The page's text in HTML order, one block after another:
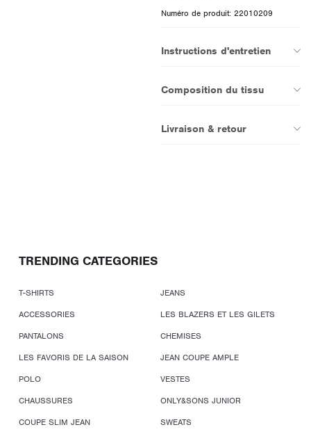
Numéro de produit: 22010209
Instructions d'entretien
Composition du tissu
Livraison & retour
TRENDING CATEGORIES
T-SHIRTS
JEANS
ACCESSORIES
LES BLAZERS ET LES GILETS
PANTALONS
CHEMISES
LES FAVORIS DE LA SAISON
JEAN COUPE AMPLE
POLO
VESTES
CHAUSSURES
ONLY&SONS JUNIOR
COUPE SLIM JEAN
SWEATS